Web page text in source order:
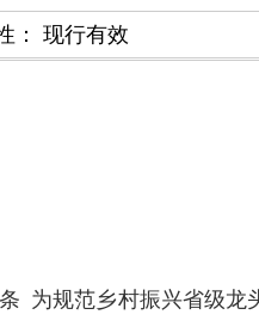
： 现行有效
为规范乡村振兴省级龙